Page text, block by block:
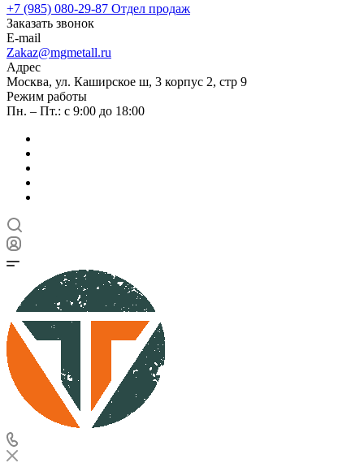
+7 (985) 080-29-87 Отдел продаж
Заказать звонок
E-mail
Zakaz@mgmetall.ru
Адрес
Москва, ул. Каширское ш, 3 корпус 2, стр 9
Режим работы
Пн. – Пт.: с 9:00 до 18:00